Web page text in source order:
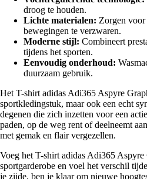
droog te houden.
Lichte materialen: Zorgen
bewegingen te verzwaren.
Moderne stijl: Combineert
tijdens het sporten.
Eenvoudig onderhoud:
duurzaam gebruik.
Het T-shirt adidas Adi365 Aspyre
sportkledingstuk, maar ook een echt
degenen die zich inzetten voor een
paden, op de weg rent of deelneemt
met gemak en flair vergezellen.
Voeg het T-shirt adidas Adi365 Aspyre
sportgarderobe en voel het verschil
je zijde, ben je klaar om nieuwe